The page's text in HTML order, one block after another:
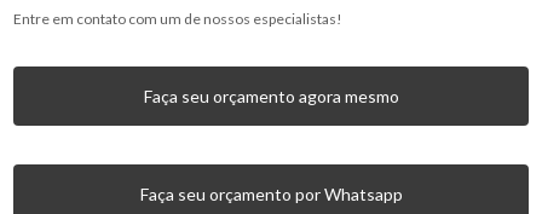
Entre em contato com um de nossos especialistas!
Faça seu orçamento agora mesmo
Faça seu orçamento por Whatsapp